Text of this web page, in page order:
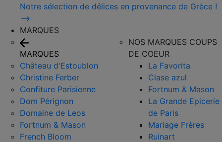
Notre sélection de délices en provenance de Grèce !
⟶
MARQUES
MARQUES
Château d'Estoublon
Christine Ferber
Confiture Parisienne
Dom Pérignon
Domaine de Leos
Fortnum & Mason
French Bloom
NOS MARQUES COUPS
DE COEUR
La Favorita
Clase azul
Fortnum & Mason
La Grande Epicerie
de Paris
Mariage Frères
Ruinart